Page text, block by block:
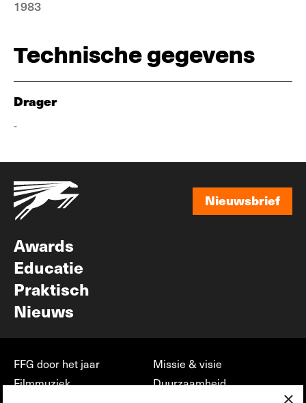
1983
Technische gegevens
Drager
-
Nieuwsbrief
Awards
Educatie
Praktisch
Nieuws
FFG door het jaar
Filmmuziek
Missie & visie
Duurzaamheid
×